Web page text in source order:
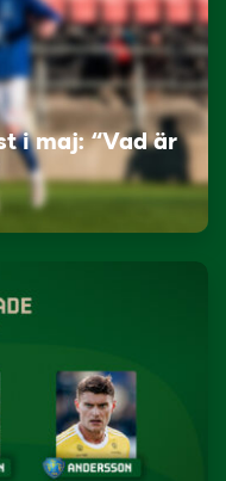
i maj: “Vad är